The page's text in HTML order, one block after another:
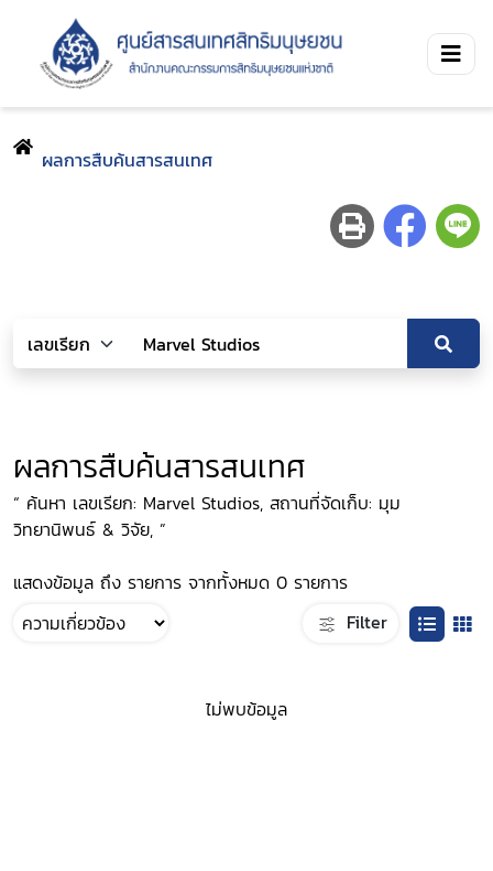
ผลการสืบค้นสารสนเทศ
ผลการสืบค้นสารสนเทศ
“ ค้นหา เลขเรียก: Marvel Studios, สถานที่จัดเก็บ: มุม
วิทยานิพนธ์ & วิจัย, ”
แสดงข้อมูล ถึง รายการ จากทั้งหมด 0 รายการ
Filter
ไม่พบข้อมูล